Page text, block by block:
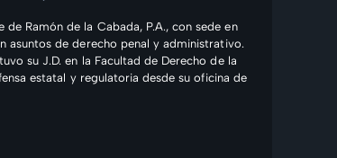
Ramón de la Cabada, P.A., con sede en
asuntos de derecho penal y administrativo.
su J.D. en la Facultad de Derecho de la
estatal y regulatoria desde su oficina de